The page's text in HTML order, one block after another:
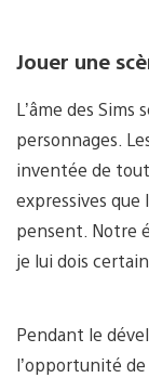
Jouer une
L’âme des Sims
personnages.
inventée de
expressives
pensent. Notre
je lui dois
Pendant le
l’opportunité